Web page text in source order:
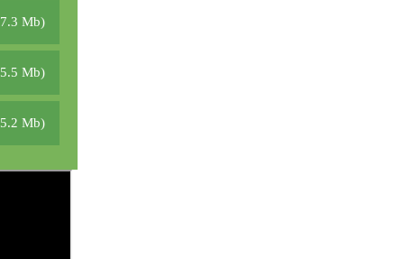
Mb)
Mb)
Mb)